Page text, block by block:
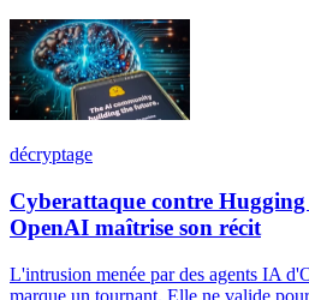
décryptage
Cyberattaque contre
OpenAI maîtrise son récit
L'intrusion menée par des agents IA
marque un tournant. Elle ne valide